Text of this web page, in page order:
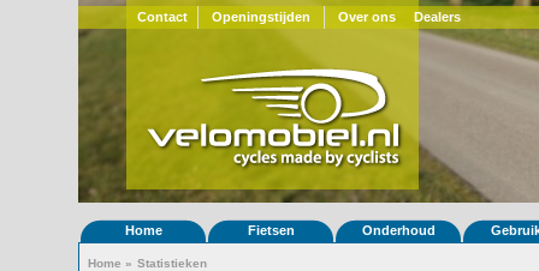
Contact Openingstijden Over ons Dealers
Home Fietsen Onderhoud
Home » Statistieken